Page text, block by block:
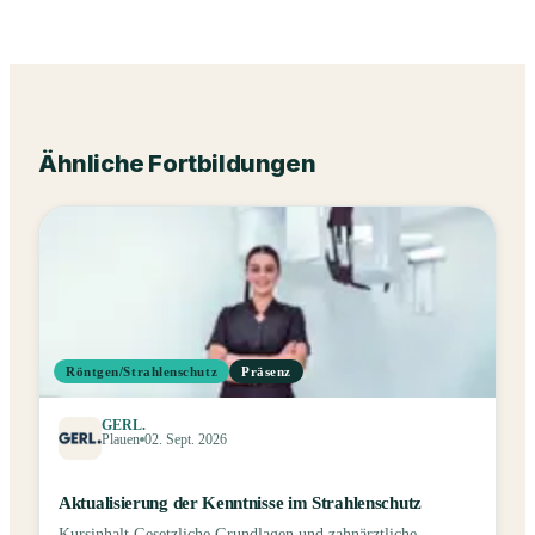
Ähnliche Fortbildungen
Röntgen/Strahlenschutz Präsenz
GERL.
Plauen 02. Sept. 2026
Aktualisierung der Kenntnisse im Strahlenschutz